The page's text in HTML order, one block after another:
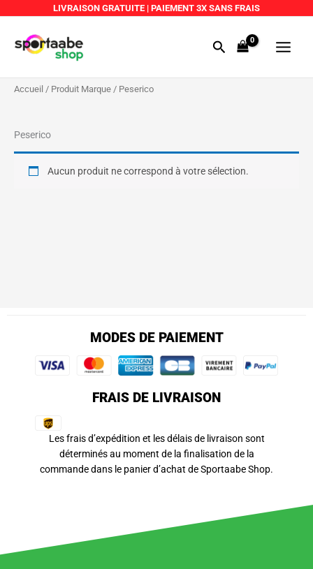
contenu
LIVRAISON GRATUITE | PAIEMENT 3X SANS FRAIS
RechercherMenu
Accueil / Produit Marque / Peserico
Peserico
Aucun produit ne correspond à votre sélection.
MODES DE PAIEMENT
FRAIS DE LIVRAISON
Les frais d’expédition et les délais de livraison sont
déterminés au moment de la finalisation de la
commande dans le panier d’achat de Sportaabe Shop.